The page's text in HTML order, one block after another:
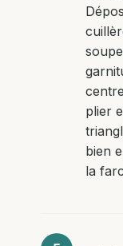
plier
bien
la